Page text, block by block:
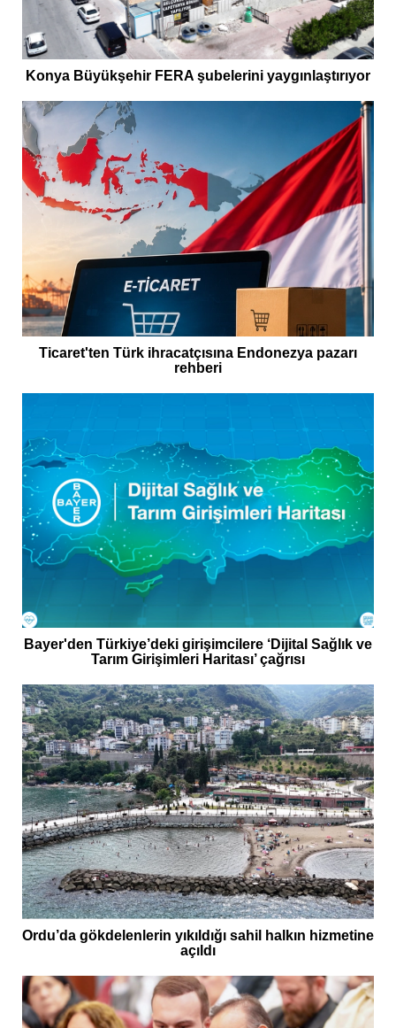
Konya Büyükşehir FERA şubelerini yaygınlaştırıyor
Ticaret'ten Türk ihracatçısına Endonezya pazarı
rehberi
Bayer'den Türkiye’deki girişimcilere ‘Dijital Sağlık ve
Tarım Girişimleri Haritası’ çağrısı
Ordu’da gökdelenlerin yıkıldığı sahil halkın hizmetine
açıldı